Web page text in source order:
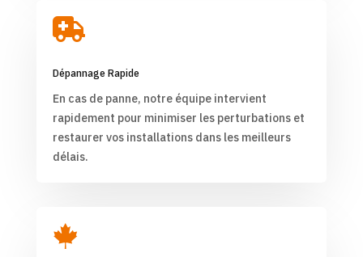

Dépannage Rapide
En cas de panne, notre équipe intervient
rapidement pour minimiser les perturbations et
restaurer vos installations dans les meilleurs
délais.
